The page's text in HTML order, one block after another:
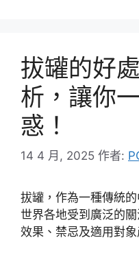
拔罐的好
析，讓你
惑！
14 4 月, 2025 作者:
拔罐，作為一種傳統
世界各地受到廣泛的
效果、禁忌及適用對